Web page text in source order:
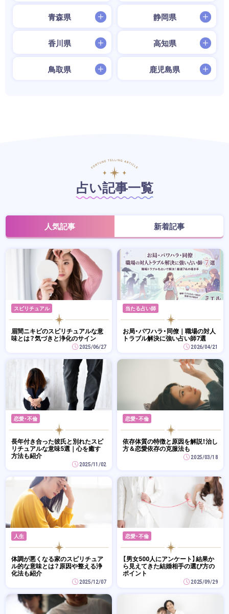
青森県 静岡県
香川県 高知県
鳥取県 鹿児島県
占い記事一覧
人気記事 新着記事
スピリチュアル
眉間ニキビのスピリチュアルな意
味とは？気づきと浄化のサイン
2025/06/27
当たる占い師
お局・パワハラ・同僚｜職場の対人
トラブル解決に強い占い師7選
2026/04/21
恋愛・不倫
長年付き合った彼氏と別れたスピ
リチュアルな意味5選｜心を癒す
方法も紹介
2025/11/02
恋愛・不倫
依存体質の特徴と原因を解説！治し
方＆恋愛依存の克服法も
2025/03/18
人生
体調が悪くなる家のスピリチュア
ル的な意味とは？原因や整える浄
化法も紹介
2025/12/07
恋愛・不倫
【男女500人にアンケート】結果か
ら見えてきた結婚相手の選び方の
ポイント
2025/09/29